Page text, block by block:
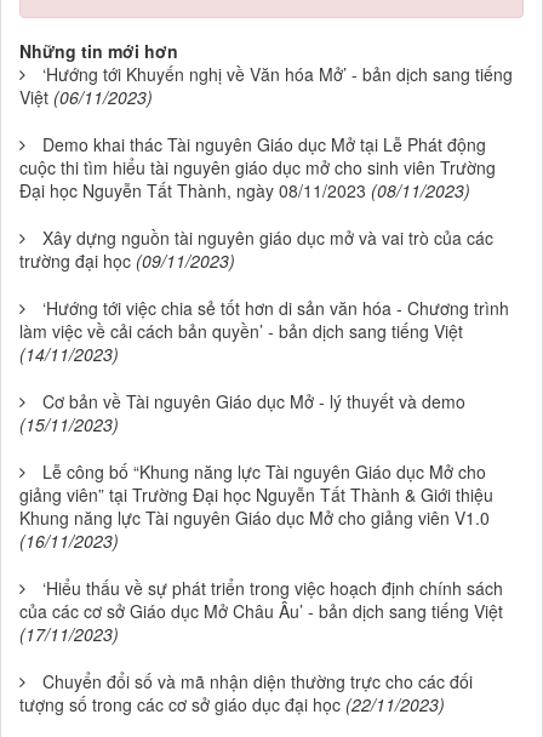
Những tin mới hơn
‘Hướng tới Khuyến nghị về Văn hóa Mở’ - bản dịch sang tiếng
Việt (06/11/2023)
Demo khai thác Tài nguyên Giáo dục Mở tại Lễ Phát động
cuộc thi tìm hiểu tài nguyên giáo dục mở cho sinh viên Trường
Đại học Nguyễn Tất Thành, ngày 08/11/2023 (08/11/2023)
Xây dựng nguồn tài nguyên giáo dục mở và vai trò của các
trường đại học (09/11/2023)
‘Hướng tới việc chia sẻ tốt hơn di sản văn hóa - Chương trình
làm việc về cải cách bản quyền’ - bản dịch sang tiếng Việt
(14/11/2023)
Cơ bản về Tài nguyên Giáo dục Mở - lý thuyết và demo
(15/11/2023)
Lễ công bố “Khung năng lực Tài nguyên Giáo dục Mở cho
giảng viên” tại Trường Đại học Nguyễn Tất Thành & Giới thiệu
Khung năng lực Tài nguyên Giáo dục Mở cho giảng viên V1.0
(16/11/2023)
‘Hiểu thấu về sự phát triển trong việc hoạch định chính sách
của các cơ sở Giáo dục Mở Châu Âu’ - bản dịch sang tiếng Việt
(17/11/2023)
Chuyển đổi số và mã nhận diện thường trực cho các đối
tượng số trong các cơ sở giáo dục đại học (22/11/2023)